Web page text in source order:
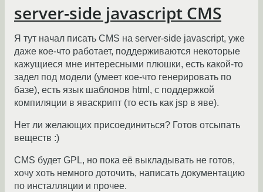
server-side javascript CMS
Я тут начал писать CMS на server-side javascript, уже
даже кое-что работает, поддерживаются некоторые
кажущиеся мне интересными плюшки, есть какой-то
задел под модели (умеет кое-что генерировать по
базе), есть язык шаблонов html, с поддержкой
компиляции в яваскрипт (то есть как jsp в яве).
Нет ли желающих присоединиться? Готов отсыпать
веществ :)
CMS будет GPL, но пока её выкладывать не готов,
хочу хоть немного доточить, написать документацию
по инсталляции и прочее.